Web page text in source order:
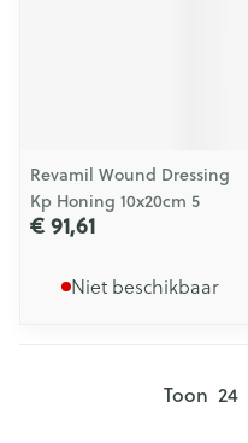
Revamil Wound Dressing
Kp Honing 10x20cm 5
€ 91,61
Niet beschikbaar
Toon